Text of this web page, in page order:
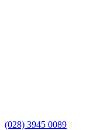
(028) 3945 0089